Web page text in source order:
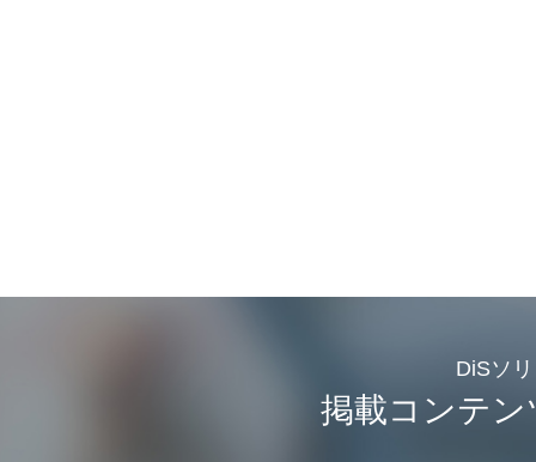
DiSソ
掲載コンテ